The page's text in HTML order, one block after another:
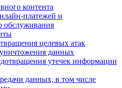
контента
платежей и
обслуживания
целевых атак
данных
утечек информации
данных, в том числе